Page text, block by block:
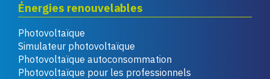
Énergies renouvelables
Photovoltaïque
Simulateur photovoltaïque
Photovoltaïque autoconsommation
Photovoltaïque pour les professionnels